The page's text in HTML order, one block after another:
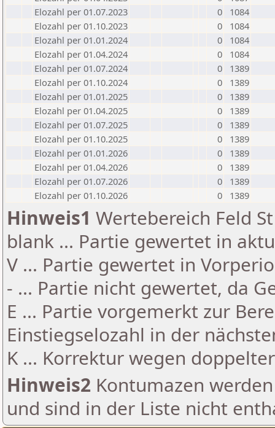
Elozahl per 01.07.2023
0
1084
Elozahl per 01.10.2023
0
1084
Elozahl per 01.01.2024
0
1084
Elozahl per 01.04.2024
0
1084
Elozahl per 01.07.2024
0
1389
Elozahl per 01.10.2024
0
1389
Elozahl per 01.01.2025
0
1389
Elozahl per 01.04.2025
0
1389
Elozahl per 01.07.2025
0
1389
Elozahl per 01.10.2025
0
1389
Elozahl per 01.01.2026
0
1389
Elozahl per 01.04.2026
0
1389
Elozahl per 01.07.2026
0
1389
Elozahl per 01.10.2026
0 1389
Hinweis1 Wertebereich Feld
blank ... Partie gewertet in
V ... Partie gewertet in
- ... Partie nicht gewertet, da
E ... Partie vorgemerkt zur
Einstiegselozahl in der
K ... Korrektur wegen
Hinweis2 Kontumazen
und sind in der Liste nicht